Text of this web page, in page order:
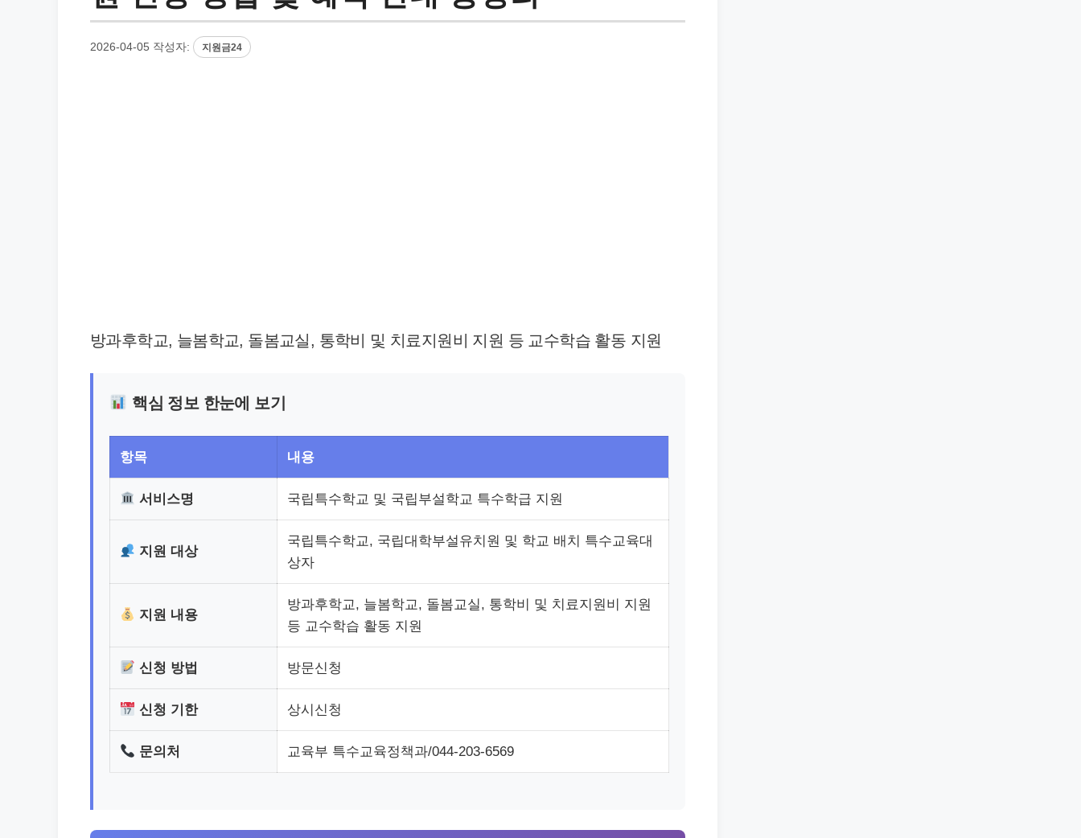
2026-04-05 작성자: 지원금24
방과후학교, 늘봄학교, 돌봄교실, 통학비 및 치료지원비 지원 등 교수학습 활동 지원
핵심 정보 한눈에 보기
항목 내용
서비스명 국립특수학교 및 국립부설학교 특수학급 지원
지원 대상
국립특수학교, 국립대학부설유치원 및 학교 배치 특수교육대
상자
지원 내용
방과후학교, 늘봄학교, 돌봄교실, 통학비 및 치료지원비 지원
등 교수학습 활동 지원
신청 방법 방문신청
신청 기한 상시신청
문의처 교육부 특수교육정책과/044-203-6569